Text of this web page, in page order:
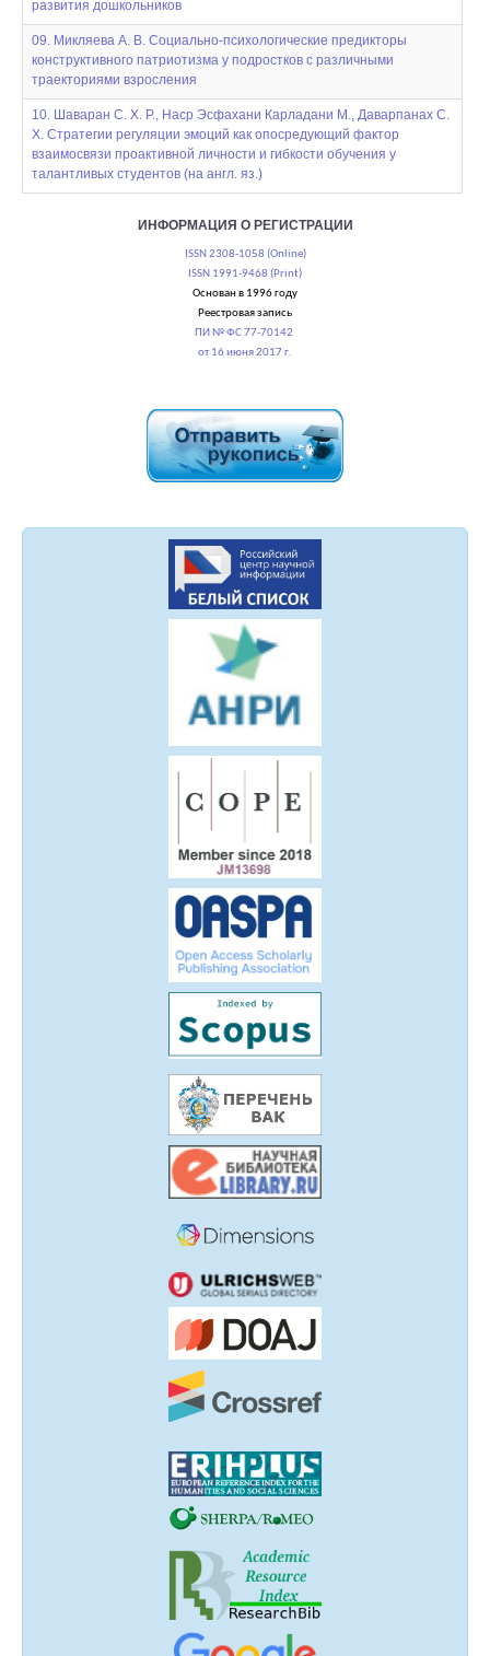
развития дошкольников
09. Микляева А. В. Социально-психологические предикторы
конструктивного патриотизма у подростков с различными
траекториями взросления
10. Шаваран С. Х. Р., Наср Эсфахани Карладани М., Даварпанах С.
Х. Стратегии регуляции эмоций как опосредующий фактор
взаимосвязи проактивной личности и гибкости обучения у
талантливых студентов (на англ. яз.)
ИНФОРМАЦИЯ О РЕГИСТРАЦИИ
ISSN 2308-1058 (Online)
ISSN 1991-9468 (Print)
Основан в 1996 году
Реестровая запись
ПИ № ФС 77-70142
от 16 июня 2017 г.